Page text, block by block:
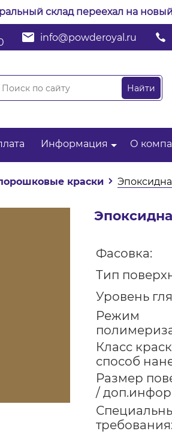
склад переехал на
info@powderoyal.ru
Информация О
краски
Фасовка:
Тип
Уровень
Режим
Класс
способ
Размер
/
требования: